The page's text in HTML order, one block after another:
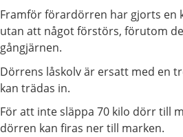
Framför förardörren har gjorts en
utan att något förstörs, förutom
gångjärnen.
Dörrens låskolv är ersatt med en
kan trädas in.
För att inte släppa 70 kilo dörr till
dörren kan firas ner till marken.